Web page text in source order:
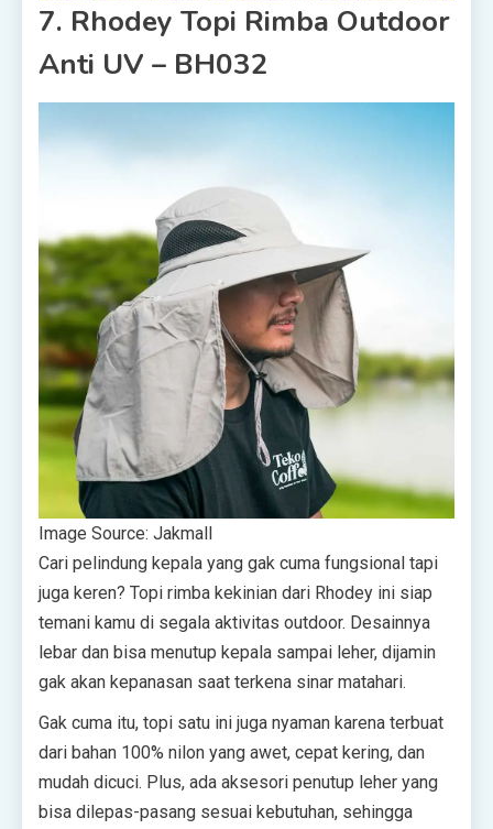
7. Rhodey Topi Rimba Outdoor
Anti UV – BH032
Image Source: Jakmall
Cari pelindung kepala yang gak cuma fungsional tapi
juga keren? Topi rimba kekinian dari Rhodey ini siap
temani kamu di segala aktivitas outdoor. Desainnya
lebar dan bisa menutup kepala sampai leher, dijamin
gak akan kepanasan saat terkena sinar matahari.
Gak cuma itu, topi satu ini juga nyaman karena terbuat
dari bahan 100% nilon yang awet, cepat kering, dan
mudah dicuci. Plus, ada aksesori penutup leher yang
bisa dilepas-pasang sesuai kebutuhan, sehingga